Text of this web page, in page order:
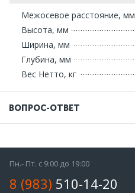
Межосевое расстояние, мм
Высота, мм
Ширина, мм
Глубина, мм
Вес Нетто, кг
ВОПРОС-ОТВЕТ
Пн.- Пт. с 9:00 до 19:00
8 (983) 510-14-20